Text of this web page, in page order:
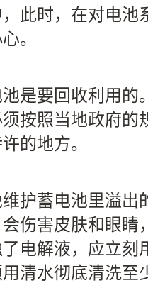
此时，在对电池
。
是要回收利用的
按照当地政府的
的地方。
护蓄电池里溢出
伤害皮肤和眼睛
电解液，应立刻
清水彻底清洗至